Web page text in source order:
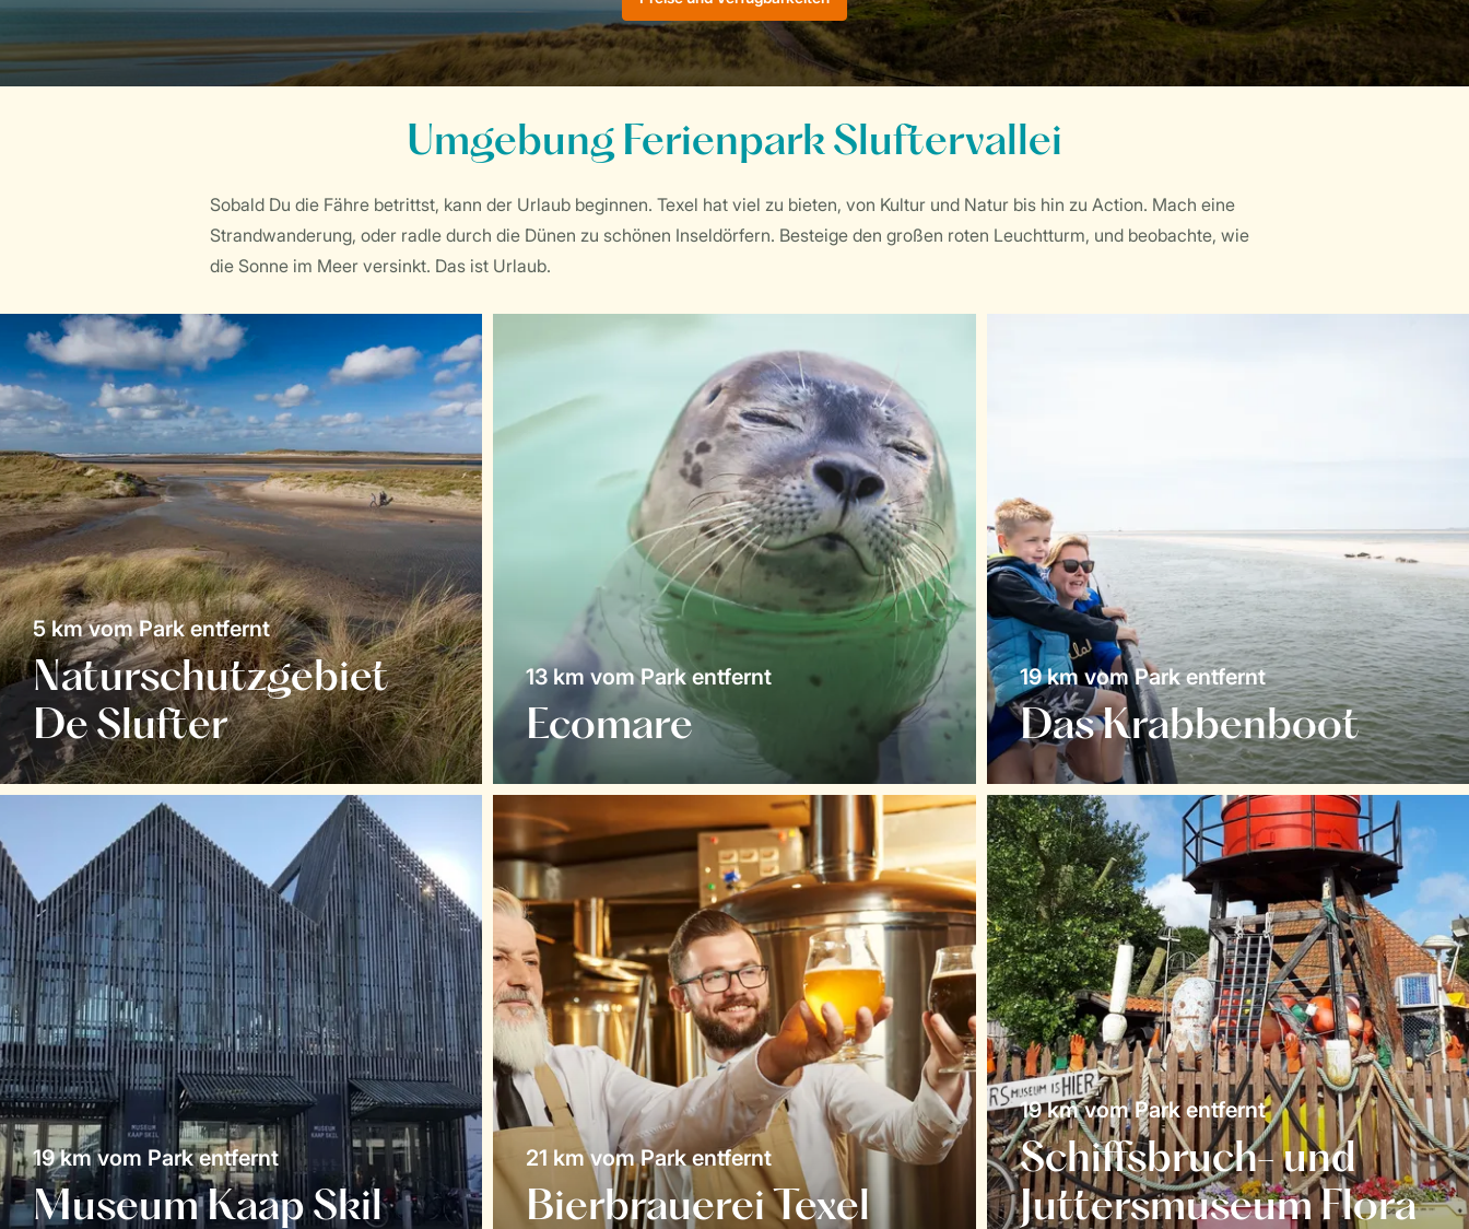
Umgebung Ferienpark Sluftervallei
Sobald Du die Fähre betrittst, kann der Urlaub beginnen. Texel hat viel zu bieten, von Kultur und Natur bis hin zu Action. Mach eine
Strandwanderung, oder radle durch die Dünen zu schönen Inseldörfern. Besteige den großen roten Leuchtturm, und beobachte, wie
die Sonne im Meer versinkt. Das ist Urlaub.
Naturschutzgebiet
De Slufter
5 km vom Park entfernt
Ecomare
13 km vom Park entfernt
Das Krabbenboot
19 km vom Park entfernt
Museum Kaap Skil
19 km vom Park entfernt
Bierbrauerei Texel
21 km vom Park entfernt
Schiffsbruch- und
Juttersmuseum Flora
19 km vom Park entfernt